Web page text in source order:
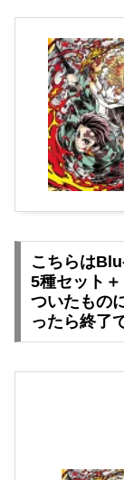
こちらは
5種セット
ついたもの
ったら終了